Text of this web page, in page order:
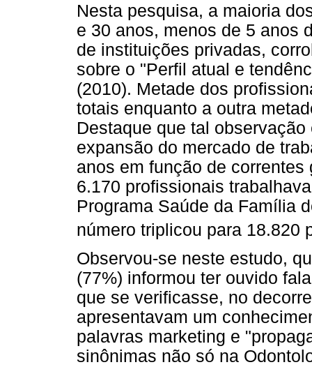
Nesta pesquisa, a maioria
e 30 anos, menos de 5 anos
de instituições privadas,
sobre o "Perfil atual e
(2010). Metade dos
totais enquanto a outra
Destaque que tal
expansão do mercado de
anos em função de
6.170 profissionais
Programa Saúde da Família
número triplicou para 18.820
Observou-se neste estudo,
(77%) informou ter ouvido
que se verificasse, no
apresentavam um
palavras marketing e
sinônimas não só na